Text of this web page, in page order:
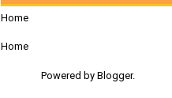
Home
Home
Powered by Blogger.